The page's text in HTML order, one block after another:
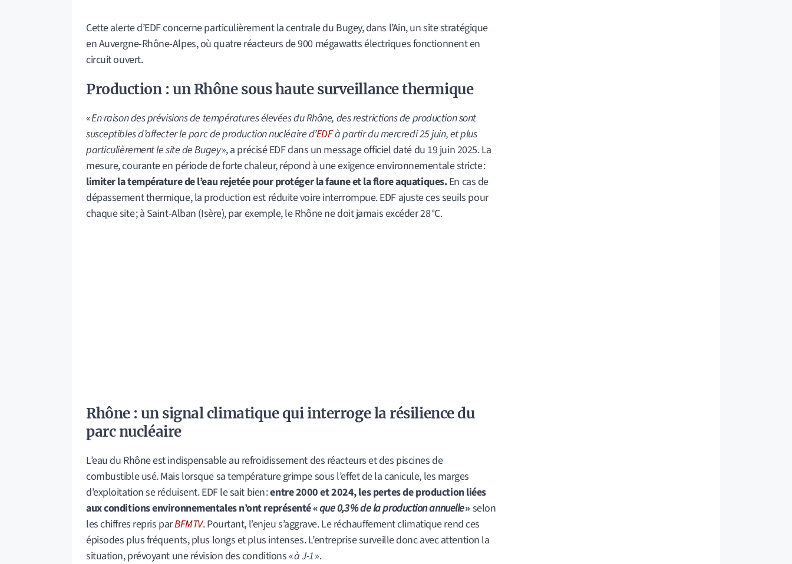
Cette alerte d’EDF concerne particulièrement la centrale du Bugey, dans l’Ain, un site stratégique
en Auvergne-Rhône-Alpes, où quatre réacteurs de 900 mégawatts électriques fonctionnent en
circuit ouvert.
Production : un Rhône sous haute surveillance thermique
«En raison des prévisions de températures élevées du Rhône, des restrictions de production sont
susceptibles d’affecter le parc de production nucléaire d’EDFà partir du mercredi 25 juin, et plus
particulièrement le site de Bugey», a précisé EDF dans un message officiel daté du 19 juin 2025. La
mesure, courante en période de forte chaleur, répond à une exigence environnementale stricte :
limiter la température de l’eau rejetée pour protéger la faune et la flore aquatiques.En cas de
dépassement thermique, la production est réduite voire interrompue. EDF ajuste ces seuils pour
chaque site ; à Saint-Alban (Isère), par exemple, le Rhône ne doit jamais excéder 28 °C.
Rhône : un signal climatique qui interroge la résilience du
parc nucléaire
L’eau du Rhône est indispensable au refroidissement des réacteurs et des piscines de
combustible usé. Mais lorsque sa température grimpe sous l’effet de la canicule, les marges
d’exploitation se réduisent. EDF le sait bien :entre 2000 et 2024, les pertes de production liées
aux conditions environnementales n’ont représenté «que 0,3 % de la production annuelle» selon
les chiffres repris parBFMTV. Pourtant, l’enjeu s’aggrave. Le réchauffement climatique rend ces
épisodes plus fréquents, plus longs et plus intenses. L’entreprise surveille donc avec attention la
situation, prévoyant une révision des conditions «à J-1».